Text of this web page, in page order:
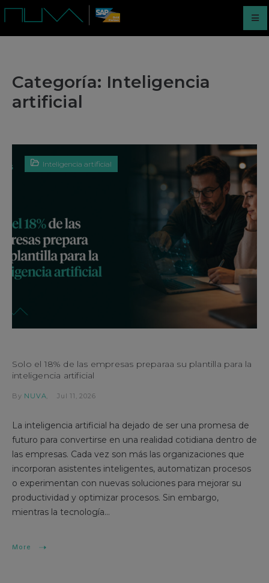
Categoría: Inteligencia
artificial
Inteligencia artificial
Solo el 18% de las empresas preparaa su plantilla para la
inteligencia artificial
By NUVA Jul 11, 2026
La inteligencia artificial ha dejado de ser una promesa de
futuro para convertirse en una realidad cotidiana dentro de
las empresas. Cada vez son más las organizaciones que
incorporan asistentes inteligentes, automatizan procesos
o experimentan con nuevas soluciones para mejorar su
productividad y optimizar procesos. Sin embargo,
mientras la tecnología...
More